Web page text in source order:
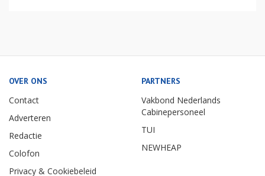
OVER ONS
Contact
Adverteren
Redactie
Colofon
Privacy & Cookiebeleid
PARTNERS
Vakbond Nederlands
Cabinepersoneel
TUI
NEWHEAP